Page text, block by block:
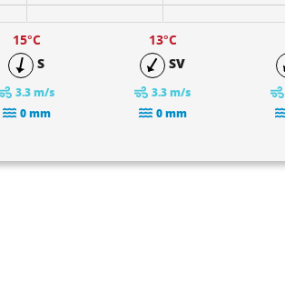
15°C
S
3.3 m/s
0 mm
13°C
SV
3.3 m/s
0 mm